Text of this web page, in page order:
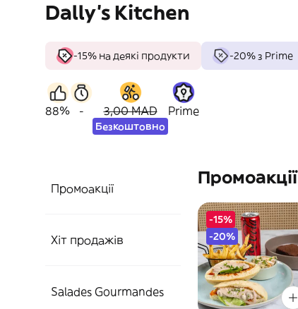
Dally's Kitchen
-15% на деякі продукти -20% з Prime
88% - 3,00 MAD
Безкоштовно
Prime
Промоакції
Хіт продажів
Salades Gourmandes
Промоакції
-15%
-20%